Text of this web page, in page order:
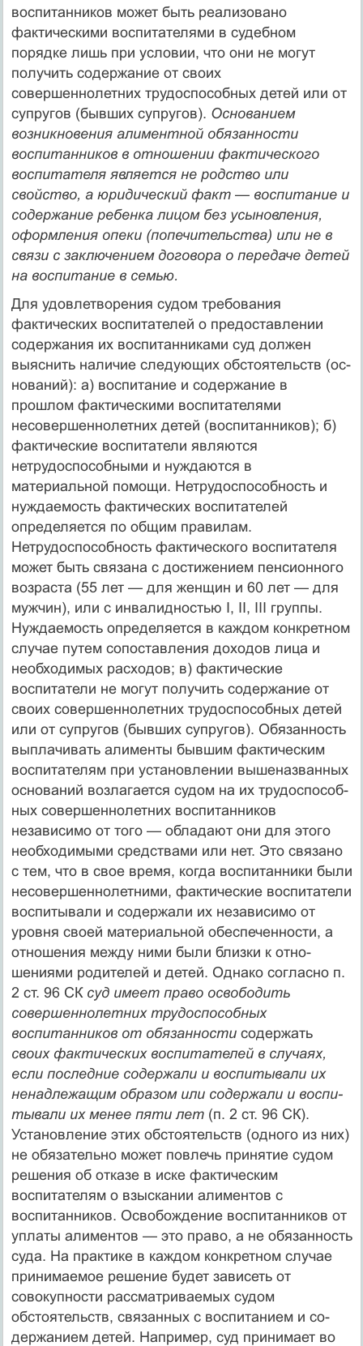
воспитанников может быть реализовано
фактическими воспитателями в су­дебном
порядке лишь при условии, что они не могут
получить содержание от своих
совершеннолетних трудоспособных детей или от
супругов (бывших супругов). Основанием
возникновения алиментной обязанности
воспитанников в отношении фак­тического
воспитателя является не родство или
свойство, а юридический факт — воспитание и
содержание ребенка ли­цом без усыновления,
оформления опеки (попечительства) или не в
связи с заключением договора о передаче детей
на воспи­тание в семью.
Для удовлетворения судом требования
фактических вос­питателей о предоставлении
содержания их воспитанниками суд должен
выяснить наличие следующих обстоятельств (ос­
нований): а) воспитание и содержание в
прошлом фактически­ми воспитателями
несовершеннолетних детей (воспитанников); б)
фактические воспитатели являются
нетрудоспособными и нуждаются в
материальной помощи. Нетрудоспособность и
нуждаемость фактических воспитателей
определяется по общим правилам.
Нетрудоспособность фактического воспитателя
может быть связана с достижением пенсионного
возраста (55 лет — для женщин и 60 лет — для
мужчин), или с инвалидностью I, II, III группы.
Нуждаемость определяется в каждом конкрет­ном
случае путем сопоставления доходов лица и
необходимых расходов; в) фактические
воспитатели не могут получить со­держание от
своих совершеннолетних трудоспособных детей
или от супругов (бывших супругов). Обязанность
выплачивать алименты бывшим фактическим
воспитателям при установлении вышеназванных
оснований возлагается судом на их трудоспособ­
ных совершеннолетних воспитанников
независимо от того — об­ладают они для этого
необходимыми средствами или нет. Это связано
с тем, что в свое время, когда воспитанники были
несовершеннолетними, фактические воспитатели
воспитыва­ли и содержали их независимо от
уровня своей материальной обеспеченности, а
отношения между ними были близки к отно­
шениями родителей и детей. Однако согласно п.
2 ст. 96 СК суд имеет право освободить
совершеннолетних трудоспособных
воспитанников от обязанности содержать
своих фактичес­ких воспитателей в случаях,
если последние содержали и вос­питывали их
ненадлежащим образом или содержали и воспи­
тывали их менее пяти лет (п. 2 ст. 96 СК).
Установление этих обстоятельств (одного из них)
не обязательно может повлечь принятие судом
решения об отказе в иске фактическим
воспитателям о взыскании алиментов с
воспитанников. Освобож­дение воспитанников от
уплаты алиментов — это право, а не обязанность
суда. На практике в каждом конкретном случае
принимаемое решение будет зависеть от
совокупности рассмат­риваемых судом
обстоятельств, связанных с воспитанием и со­
держанием детей. Например, суд принимает во